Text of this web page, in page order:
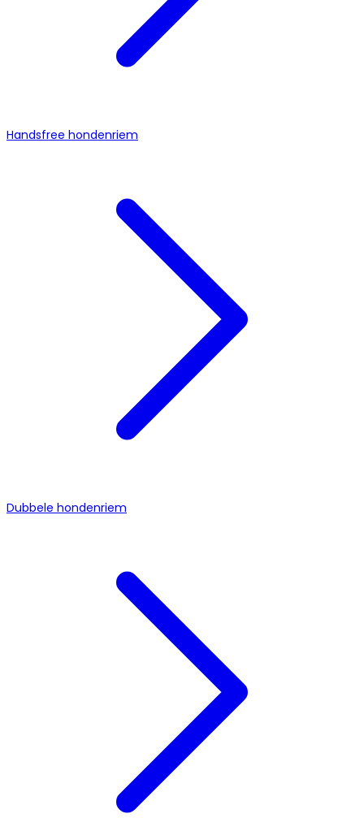
Handsfree hondenriem
Dubbele hondenriem